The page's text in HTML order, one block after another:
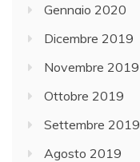
Gennaio 2020
Dicembre 2019
Novembre 2019
Ottobre 2019
Settembre 2019
Agosto 2019